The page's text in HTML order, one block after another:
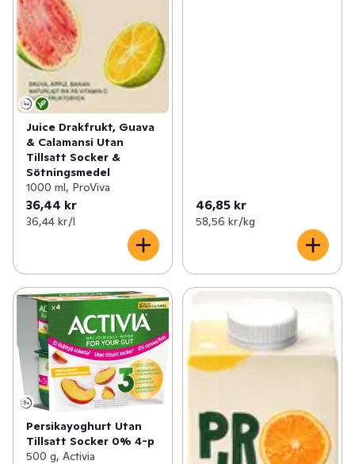
Juice Drakfrukt, Guava
& Calamansi Utan
Tillsatt Socker &
Sötningsmedel
1000 ml, ProViva
36,44 kr
36,44 kr /l
46,85 kr
58,56 kr /kg
Persikayoghurt Utan
Tillsatt Socker 0% 4-p
500 g, Activia